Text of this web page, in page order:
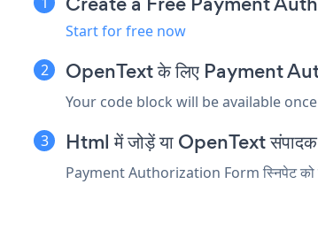
Start for free now
OpenText के लिए Payment
Your code block will be available
Html में जोड़ें या OpenText संपादक
Payment Authorization Form स्निपेट को